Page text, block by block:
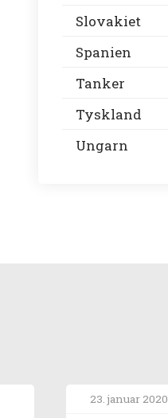
Slovakiet
Spanien
Tanker
Tyskland
Ungarn
23. januar 2020